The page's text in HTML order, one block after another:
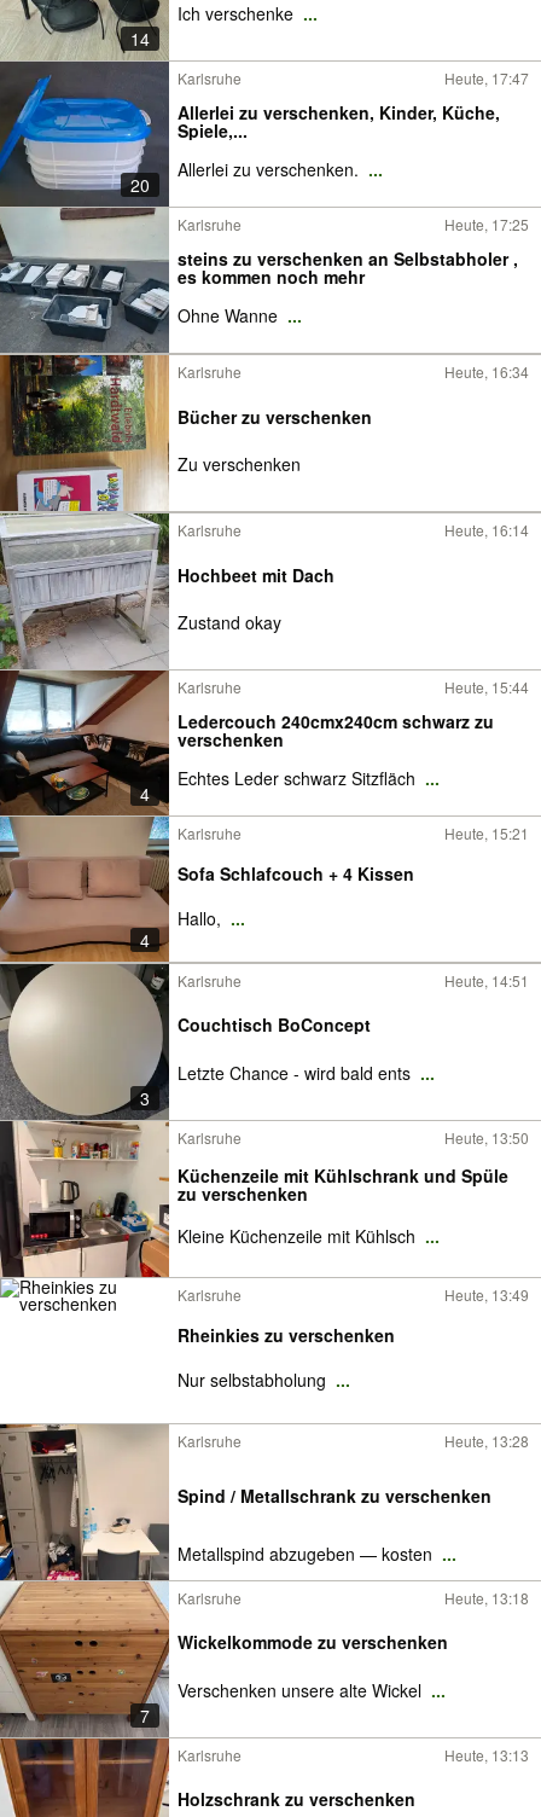
14
Ich verschenke ...
20
Karlsruhe Heute, 17:47
Allerlei zu verschenken, Kinder, Küche,
Spiele,...
Allerlei zu verschenken. ...
Karlsruhe Heute, 17:25
steins zu verschenken an Selbstabholer ,
es kommen noch mehr
Ohne Wanne ...
Karlsruhe Heute, 16:34
Bücher zu verschenken
Zu verschenken
Karlsruhe Heute, 16:14
Hochbeet mit Dach
Zustand okay
4
Karlsruhe Heute, 15:44
Ledercouch 240cmx240cm schwarz zu
verschenken
Echtes Leder schwarz Sitzfläch ...
4
Karlsruhe Heute, 15:21
Sofa Schlafcouch + 4 Kissen
Hallo, ...
3
Karlsruhe Heute, 14:51
Couchtisch BoConcept
Letzte Chance - wird bald ents ...
Karlsruhe Heute, 13:50
Küchenzeile mit Kühlschrank und Spüle
zu verschenken
Kleine Küchenzeile mit Kühlsch ...
Karlsruhe Heute, 13:49
Rheinkies zu verschenken
Nur selbstabholung ...
Karlsruhe Heute, 13:28
Spind / Metallschrank zu verschenken
Metallspind abzugeben — kosten ...
7
Karlsruhe Heute, 13:18
Wickelkommode zu verschenken
Verschenken unsere alte Wickel ...
Karlsruhe Heute, 13:13
Holzschrank zu verschenken